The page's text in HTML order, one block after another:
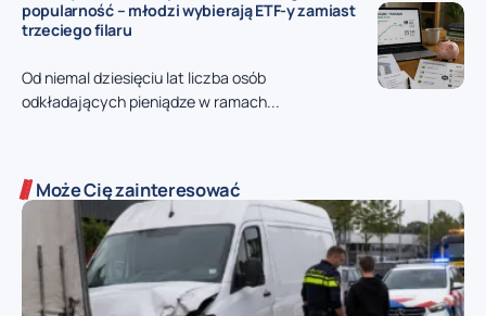
popularność – młodzi wybierają ETF-y zamiast
trzeciego filaru
Od niemal dziesięciu lat liczba osób
odkładających pieniądze w ramach...
Może Cię zainteresować